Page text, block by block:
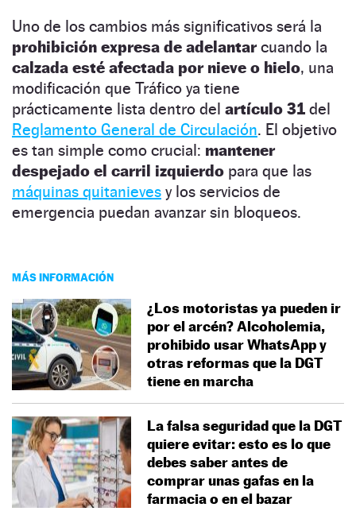
Uno de los cambios más significativos será la
prohibición expresa de adelantarcuando la
calzada esté afectada por nieve o hielo, una
modificación que Tráfico ya tiene
prácticamente lista dentro del artículo 31 del
Reglamento General de Circulación. El objetivo
es tan simple como crucial: mantener
despejado el carril izquierdo para que las
máquinas quitanieves y los servicios de
emergencia puedan avanzar sin bloqueos.
MÁS INFORMACIÓN
¿Los motoristas ya pueden ir
por el arcén? Alcoholemia,
prohibido usar WhatsApp y
otras reformas que la DGT
tiene en marcha
La falsa seguridad que la DGT
quiere evitar: esto es lo que
debes saber antes de
comprar unas gafas en la
farmacia o en el bazar